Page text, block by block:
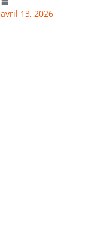
avril 13, 2026